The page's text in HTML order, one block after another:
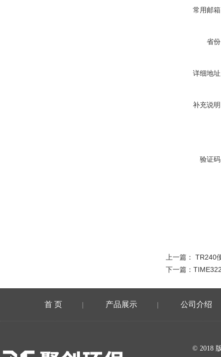
常用邮
省
详细地
补充说
验证
上一篇： TR240
下一篇：
首 页 | 产品展示 | 公司介绍
© 2018